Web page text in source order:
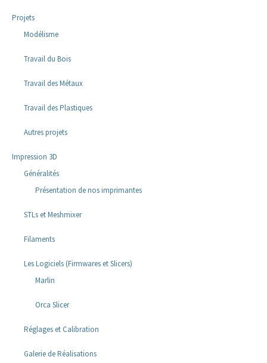
Projets
Modélisme
Travail du Bois
Travail des Métaux
Travail des Plastiques
Autres projets
Impression 3D
Généralités
Présentation de nos imprimantes
STLs et Meshmixer
Filaments
Les Logiciels (Firmwares et Slicers)
Marlin
Orca Slicer
Réglages et Calibration
Galerie de Réalisations